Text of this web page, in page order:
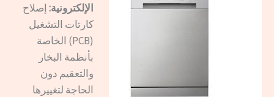
الإلكترونية: إصلاح
كارتات التشغيل
(PCB) الخاصة
بأنظمة البخار
والتعقيم دون
الحاجة لتغييرها